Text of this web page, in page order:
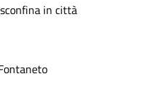
in città